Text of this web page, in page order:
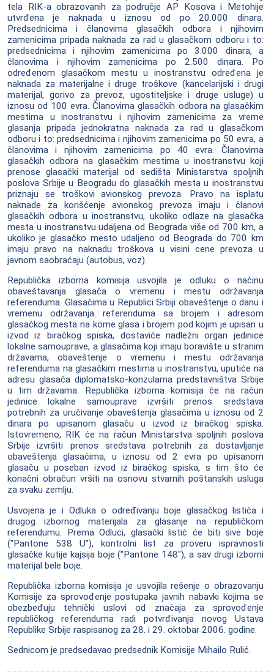
tela RIK-a obrazovanih za područje AP Kosova i Metohije
utvrđena je naknada u iznosu od po 20.000 dinara.
Predsednicima i članovima glasačkih odbora i njihovim
zamenicima pripada naknada za rad u glasačkom odboru i to:
predsednicima i njihovim zamenicima po 3.000 dinara, a
članovima i njihovim zamenicima po 2.500 dinara. Po
određenom glasačkom mestu u inostranstvu određena je
naknada za materijalne i druge troškove (kancelarijski i drugi
materijal, gorivo za prevoz, ugostiteljske i druge usluge) u
iznosu od 100 evra. Članovima glasačkih odbora na glasačkim
mestima u inostranstvu i njihovim zamenicima za vreme
glasanja pripada jednokratna naknada za rad u glasačkom
odboru i to: predsednicima i njihovim zamenicima po 50 evra, a
članovima i njihovim zamenicima po 40 evra. Članovima
glasačkih odbora na glasačkim mestima u inostranstvu koji
prenose glasački materijal od sedišta Ministarstva spoljnih
poslova Srbije u Beogradu do glasačkih mesta u inostranstvu
priznaju se troškovi avionskog prevoza. Pravo na isplatu
naknade za korišćenje avionskog prevoza imaju i članovi
glasačkih odbora u inostranstvu, ukoliko odlaze na glasačka
mesta u inostranstvu udaljena od Beograda više od 700 km, a
ukoliko je glasačko mesto udaljeno od Beograda do 700 km
imaju pravo na naknadu troškova u visini cene prevoza u
javnom saobraćaju (autobus, voz).
Republička izborna komisija usvojila je odluku o načinu
obaveštavanja glasača o vremenu i mestu održavanja
referenduma. Glasačima u Republici Srbiji obaveštenje o danu i
vremenu održavanja referenduma sa brojem i adresom
glasačkog mesta na kome glasa i brojem pod kojim je upisan u
izvod iz biračkog spiska, dostaviće nadležni organ jedinice
lokalne samouprave, a glasačima koji imaju boravište u stranim
državama, obaveštenje o vremenu i mestu održavanja
referenduma na glasačkim mestima u inostranstvu, uputiće na
adresu glasača diplomatsko-konzularna predstavništva Srbije
u tim državama. Republička izborna komisija će na račun
jedinice lokalne samouprave izvršiti prenos sredstava
potrebnih za uručivanje obaveštenja glasačima u iznosu od 2
dinara po upisanom glasaču u izvod iz biračkog spiska.
Istovremeno, RIK će na račun Ministarstva spoljnih poslova
Srbije izvršiti prenos sredstava potrebnih za dostavljanje
obaveštenja glasačima, u iznosu od 2 evra po upisanom
glasaču u poseban izvod iz biračkog spiska, s tim što će
konačni obračun vršiti na osnovu stvarnih poštanskih usluga
za svaku zemlju.
Usvojena je i Odluka o određivanju boje glasačkog listića i
drugog izbornog materijala za glasanje na republičkom
referendumu. Prema Odluci, glasački listić će biti sive boje
("Pantone 538 U"), kontrolni list za proveru ispravnosti
glasačke kutije kajsija boje ("Pantone 148"), a sav drugi izborni
materijal bele boje.
Republička izborna komisija je usvojila rešenje o obrazovanju
Komisije za sprovođenje postupaka javnih nabavki kojima se
obezbeđuju tehnički uslovi od značaja za sprovođenje
republičkog referenduma radi potvrđivanja novog Ustava
Republike Srbije raspisanog za 28. i 29. oktobar 2006. godine.
Sednicom je predsedavao predsednik Komisije Mihailo Rulić.